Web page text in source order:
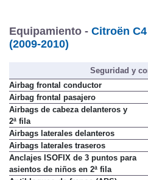
Equipamiento - Citroën
(2009-2010)
Seguridad y
Airbag frontal conductor
Airbag frontal pasajero
Airbags de cabeza delanteros y
2ª fila
Airbags laterales delanteros
Airbags laterales traseros
Anclajes ISOFIX de 3 puntos para
asientos de niños en 2ª fila